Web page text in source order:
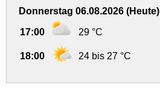
Donnerstag 06.08.2026 (Heute)
17:00 29 °C
18:00 24 bis 27 °C